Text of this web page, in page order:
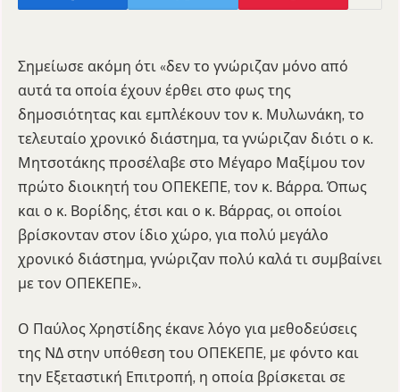
Σημείωσε ακόμη ότι «δεν το γνώριζαν μόνο από
αυτά τα οποία έχουν έρθει στο φως της
δημοσιότητας και εμπλέκουν τον κ. Μυλωνάκη, το
τελευταίο χρονικό διάστημα, τα γνώριζαν διότι ο κ.
Μητσοτάκης προσέλαβε στο Μέγαρο Μαξίμου τον
πρώτο διοικητή του ΟΠΕΚΕΠΕ, τον κ. Βάρρα. Όπως
και ο κ. Βορίδης, έτσι και ο κ. Βάρρας, οι οποίοι
βρίσκονταν στον ίδιο χώρο, για πολύ μεγάλο
χρονικό διάστημα, γνώριζαν πολύ καλά τι συμβαίνει
με τον ΟΠΕΚΕΠΕ».
Ο Παύλος Χρηστίδης έκανε λόγο για μεθοδεύσεις
της ΝΔ στην υπόθεση του ΟΠΕΚΕΠΕ, με φόντο και
την Εξεταστική Επιτροπή, η οποία βρίσκεται σε